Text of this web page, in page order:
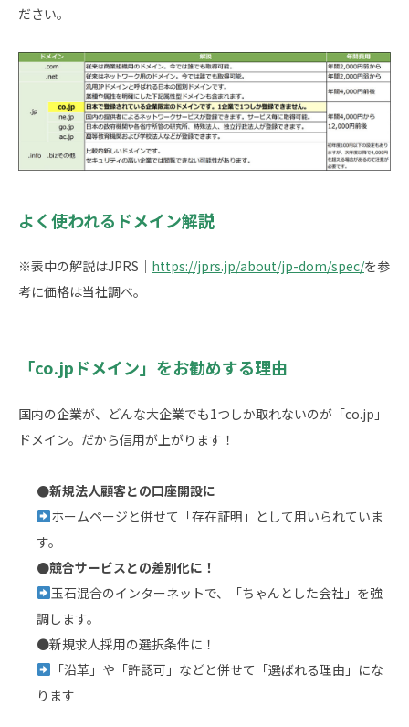
ださい。
よく使われるドメイン解説
※表中の解説はJPRS｜ https://jprs.jp/about/jp-dom/spec/を参
考に価格は当社調べ。
「co.jpドメイン」をお勧めする理由
国内の企業が、どんな大企業でも1つしか取れないのが「co.jp」
ドメイン。だから信用が上がります！
●新規法人顧客との口座開設に
ホームページと併せて「存在証明」として用いられていま
す。
●競合サービスとの差別化に！
玉石混合のインターネットで、「ちゃんとした会社」を強
調します。
●新規求人採用の選択条件に！
「沿革」や「許認可」などと併せて「選ばれる理由」にな
ります